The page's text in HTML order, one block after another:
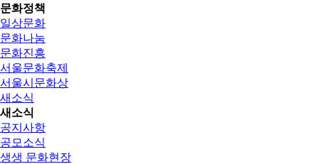
문화정책
일상문화
문화나눔
문화진흥
서울문화축제
서울시문화상
새소식
새소식
공지사항
공모소식
생생 문화현장